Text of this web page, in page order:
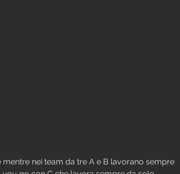
nei team da tre A e B lavorano sempre